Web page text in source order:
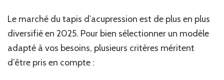
Le marché du tapis d’acupression est de plus en plus
diversifié en 2025. Pour bien sélectionner un modèle
adapté à vos besoins, plusieurs critères méritent
d’être pris en compte :